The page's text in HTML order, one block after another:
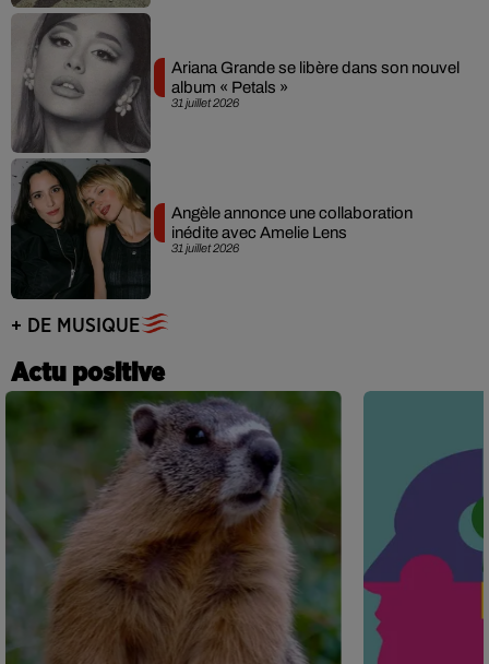
31 juillet 2026
Ariana Grande se libère dans son nouvel
album « Petals »
31 juillet 2026
Angèle annonce une collaboration
inédite avec Amelie Lens
+ DE MUSIQUE
Actu positive